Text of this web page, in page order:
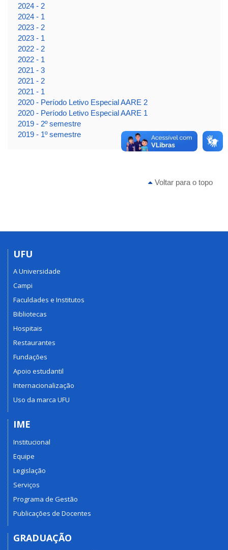
2024 - 2
2024 - 1
2023 - 2
2023 - 1
2022 - 2
2022 - 1
2021 - 3
2021 - 2
2021 - 1
2020 - Período Letivo Especial AARE 2
2020 - Período Letivo Especial AARE 1
2019 - 2º semestre
2019 - 1º semestre
Voltar para o topo
UFU
A Universidade
Campi
Faculdades e Institutos
Bibliotecas
Hospitais
Restaurantes
Fundações
Apoio estudantil
Internacionalização
Uso da marca UFU
IME
Institucional
Equipe
Legislação
Serviços
Programa de Gestão
Publicações de Docentes
GRADUAÇÃO